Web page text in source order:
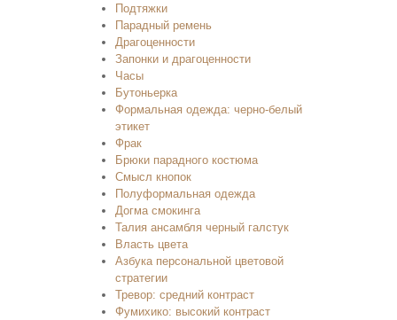
Подтяжки
Парадный ремень
Драгоценности
Запонки и драгоценности
Часы
Бутоньерка
Формальная одежда: черно-белый
этикет
Фрак
Брюки парадного костюма
Смысл кнопок
Полуформальная одежда
Догма смокинга
Талия ансамбля черный галстук
Власть цвета
Азбука персональной цветовой
стратегии
Тревор: средний контраст
Фумихико: высокий контраст